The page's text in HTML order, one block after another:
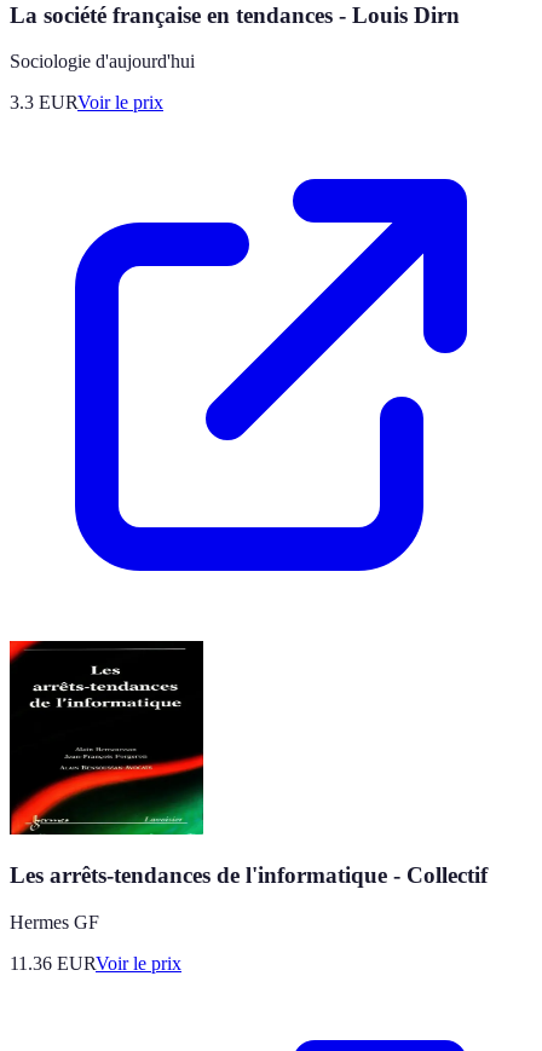
La société française en tendances - Louis Dirn
Sociologie d'aujourd'hui
3.3 EURVoir le prix
Les arrêts-tendances de l'informatique - Collectif
Hermes GF
11.36 EURVoir le prix